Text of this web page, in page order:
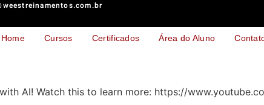
Home Cursos Certificados Área do Aluno
AI! Watch this to learn more: https://